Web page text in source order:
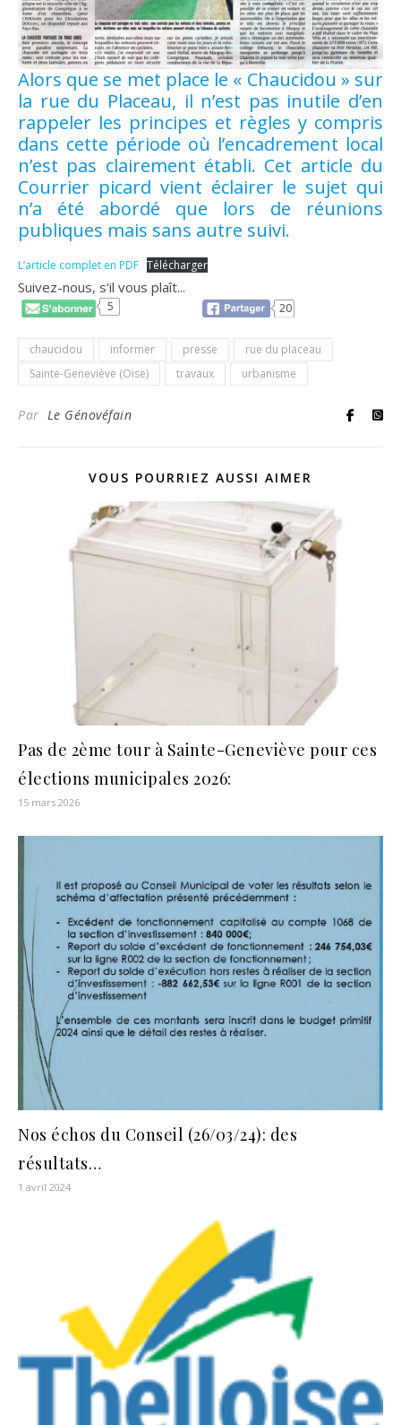
Alors que se met place le « Chaucidou » sur
la rue du Placeau, il n’est pas inutile d’en
rappeler les principes et règles y compris
dans cette période où l’encadrement local
n’est pas clairement établi. Cet article du
Courrier picard vient éclairer le sujet qui
n’a été abordé que lors de réunions
publiques mais sans autre suivi.
L’article complet en PDF Télécharger
Suivez-nous, s'il vous plaît...
5 20
chaucidou informer presse
rue du placeau
Sainte-Geneviève (Oise)
travaux urbanisme
Par Le Génovéfain
VOUS POURRIEZ AUSSI AIMER
Pas de 2ème tour à Sainte-Geneviève pour ces
élections municipales 2026:
15 mars 2026
Nos échos du Conseil (26/03/24): des
résultats…
1 avril 2024